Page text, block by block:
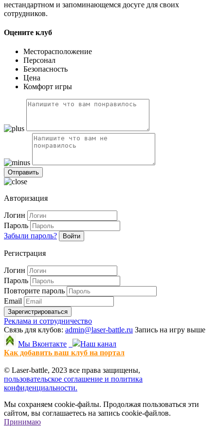
нестандартном и запоминающемся досуге для своих
сотрудников.
Оцените клуб
Месторасположение
Персонал
Безопасность
Цена
Комфорт игры
Авторизация
Логин
Пароль
Забыли пароль?
Войти
Регистрация
Логин
Пароль
Повторите пароль
Email
Зарегистрироваться
Реклама и сотрудничество
Связь для клубов: admin@laser-battle.ru Запись на игру выше
Мы Вконтакте
Наш канал
Как добавить ваш клуб на портал
© Laser-battle, 2023 все права защищены,
пользовательское соглашение и политика
конфиденциальности.
Мы сохраняем cookie-файлы. Продолжая пользоваться эти
сайтом, вы соглашаетесь на запись cookie-файлов.
Принимаю